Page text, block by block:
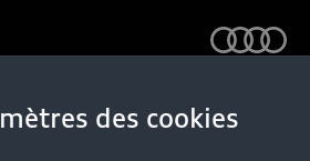
des cookies